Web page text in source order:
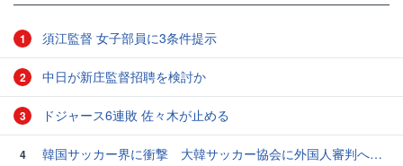
1 須江監督 女子部員に3条件提示
2 中日が新庄監督招聘を検討か
3 ドジャース6連敗 佐々木が止める
4 韓国サッカー界に衝撃 大韓サッカー協会に外国人審判への“性的接待”疑惑 韓国メディアが報道